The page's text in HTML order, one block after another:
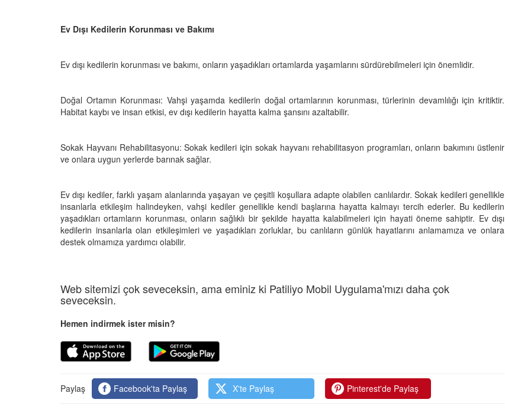
Ev Dışı Kedilerin Korunması ve Bakımı
Ev dışı kedilerin korunması ve bakımı, onların yaşadıkları ortamlarda yaşamlarını sürdürebilmeleri için önemlidir.
Doğal Ortamın Korunması: Vahşi yaşamda kedilerin doğal ortamlarının korunması, türlerinin devamlılığı için kritiktir.
Habitat kaybı ve insan etkisi, ev dışı kedilerin hayatta kalma şansını azaltabilir.
Sokak Hayvanı Rehabilitasyonu: Sokak kedileri için sokak hayvanı rehabilitasyon programları, onların bakımını üstlenir
ve onlara uygun yerlerde barınak sağlar.
Ev dışı kediler, farklı yaşam alanlarında yaşayan ve çeşitli koşullara adapte olabilen canlılardır. Sokak kedileri genellikle
insanlarla etkileşim halindeyken, vahşi kediler genellikle kendi başlarına hayatta kalmayı tercih ederler. Bu kedilerin
yaşadıkları ortamların korunması, onların sağlıklı bir şekilde hayatta kalabilmeleri için hayati öneme sahiptir. Ev dışı
kedilerin insanlarla olan etkileşimleri ve yaşadıkları zorluklar, bu canlıların günlük hayatlarını anlamamıza ve onlara
destek olmamıza yardımcı olabilir.
Web sitemizi çok seveceksin, ama eminiz ki Patiliyo Mobil Uygulama'mızı daha çok
seveceksin.
Hemen indirmek ister misin?
Paylaş Facebook'ta Paylaş X'te Paylaş Pinterest'de Paylaş